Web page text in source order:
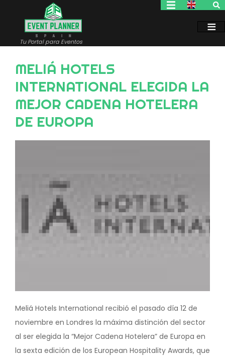
contenido
Tu Portal para Eventos
MELIÁ HOTELS
INTERNATIONAL ELEGIDA LA
MEJOR CADENA HOTELERA
DE EUROPA
Meliá Hotels International recibió el pasado día 12 de
noviembre en Londres la máxima distinción del sector
al ser elegida la “Mejor Cadena Hotelera” de Europa en
la sexta edición de los European Hospitality Awards, que